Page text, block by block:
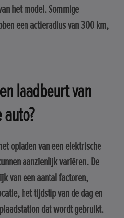
het model. Sommige
een actieradius van 300 km,
laadbeurt van
opladen van een elektrische
aanzienlijk variëren. De
van een aantal factoren,
het tijdstip van de dag en
dat wordt gebruikt.